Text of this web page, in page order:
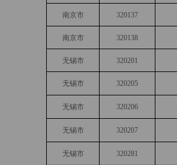
南京市 320137
南京市 320138
无锡市 320201
无锡市 320205
无锡市 320206
无锡市 320207
无锡市 320281